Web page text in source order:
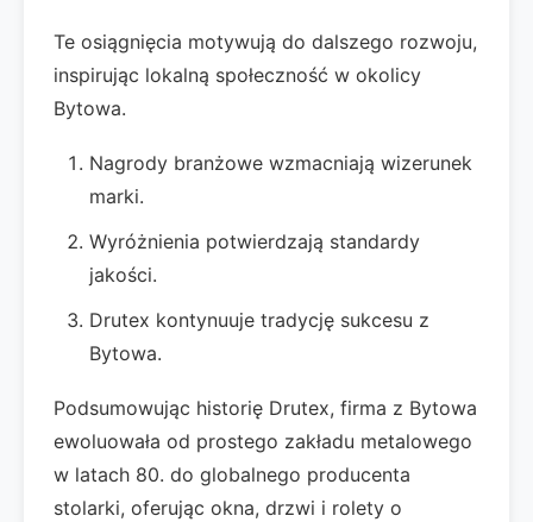
Te osiągnięcia motywują do dalszego rozwoju,
inspirując lokalną społeczność w okolicy
Bytowa.
Nagrody branżowe wzmacniają wizerunek
marki.
Wyróżnienia potwierdzają standardy
jakości.
Drutex kontynuuje tradycję sukcesu z
Bytowa.
Podsumowując historię Drutex, firma z Bytowa
ewoluowała od prostego zakładu metalowego
w latach 80. do globalnego producenta
stolarki, oferując okna, drzwi i rolety o